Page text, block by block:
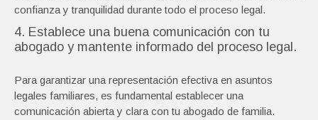
confianza y tranquilidad durante todo el proceso legal.
4. Establece una buena comunicación con tu
abogado y mantente informado del proceso legal.
Para garantizar una representación efectiva en asuntos
legales familiares, es fundamental establecer una
comunicación abierta y clara con tu abogado de familia.